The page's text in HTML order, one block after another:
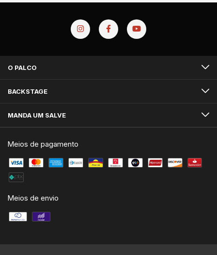
O PALCO
BACKSTAGE
MANDA UM SALVE
Meios de pagamento
Meios de envio